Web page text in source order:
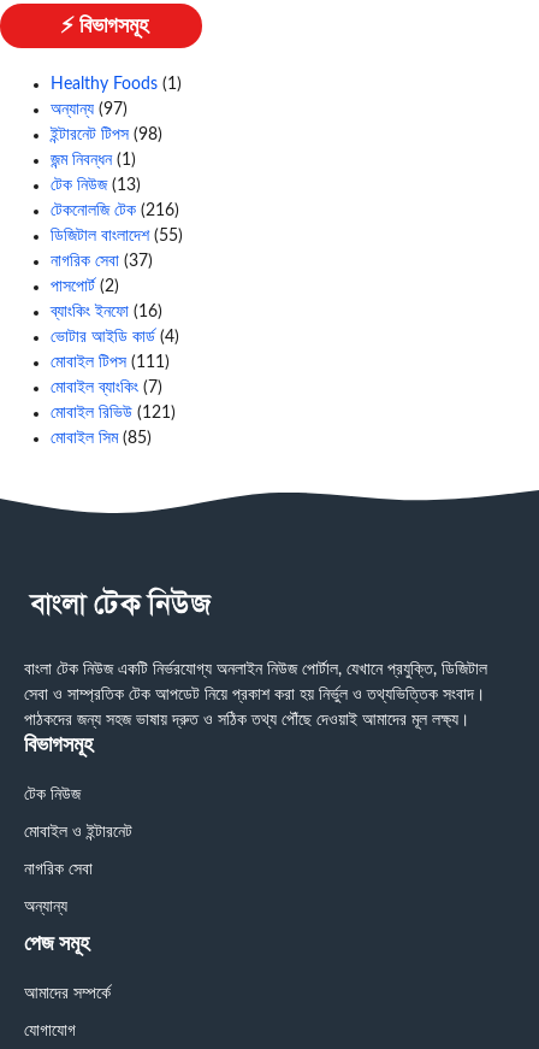
⚡ বিভাগসমূহ
Healthy Foods (1)
অন্যান্য (97)
ইন্টারনেট টিপস (98)
জন্ম নিবন্ধন(1)
টেক নিউজ(13)
টেকনোলজি টেক (216)
ডিজিটাল বাংলাদেশ(55)
নাগরিক সেবা (37)
পাসপোর্ট (2)
ব্যাংকিং ইনফো (16)
ভোটার আইডি কার্ড (4)
মোবাইল টিপস (111)
মোবাইল ব্যাংকিং (7)
মোবাইল রিভিউ (121)
মোবাইল সিম(85)
বাংলা টেক নিউজ একটি নির্ভরযোগ্য অনলাইন নিউজ পোর্টাল, যেখানে প্রযুক্তি, ডিজিটাল
সেবা ও সাম্প্রতিক টেক আপডেট নিয়ে প্রকাশ করা হয় নির্ভুল ও তথ্যভিত্তিক সংবাদ।
পাঠকদের জন্য সহজ ভাষায় দ্রুত ও সঠিক তথ্য পৌঁছে দেওয়াই আমাদের মূল লক্ষ্য।
বিভাগসমূহ
টেক নিউজ
মোবাইল ও ইন্টারনেট
নাগরিক সেবা
অন্যান্য
পেজ সমূহ
আমাদের সম্পর্কে
যোগাযোগ